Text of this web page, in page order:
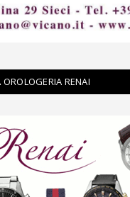
OROLOGERIA RENAI